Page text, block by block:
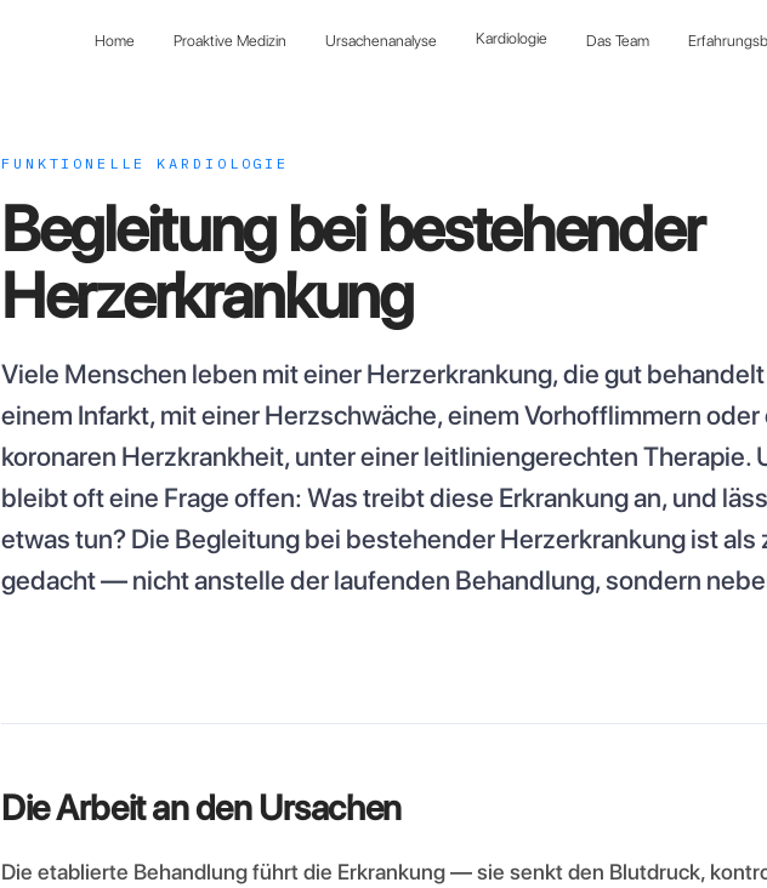
Home Proaktive Medizin Ursachenanalyse Kardiologie Das Team
FUNKTIONELLE KARDIOLOGIE
Begleitung bei bestehender
Herzerkrankung
Viele Menschen leben mit einer Herzerkrankung, die gut
einem Infarkt, mit einer Herzschwäche, einem Vorhofflimmern oder
koronaren Herzkrankheit, unter einer leitliniengerechten Therapie.
bleibt oft eine Frage offen: Was treibt diese Erkrankung an, und
etwas tun? Die Begleitung bei bestehender Herzerkrankung ist als
gedacht — nicht anstelle der laufenden Behandlung, sondern
Die Arbeit an den Ursachen
Die etablierte Behandlung führt die Erkrankung — sie senkt den Blutdruck,